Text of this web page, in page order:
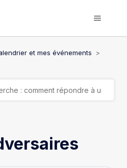
et mes événements